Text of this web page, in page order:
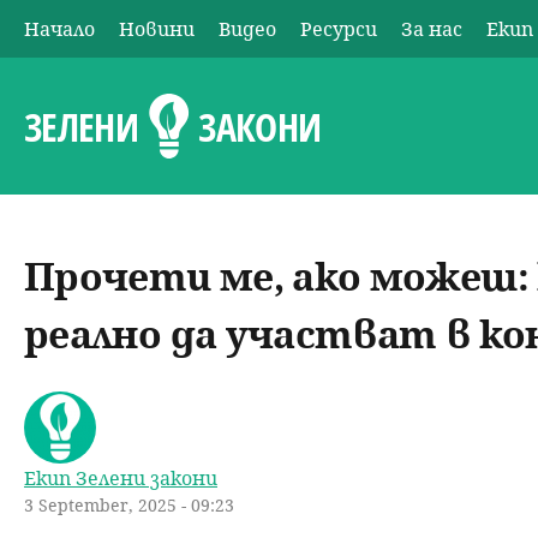
О
с
в
н
о
м
е
Начало Новини Видео Ресурси За нас Екип
ЗЕЛЕНИ ЗАКОНИ
Прочети ме, ако
реално да участват в
Екип Зелени закони
3 September, 2025 - 09:23